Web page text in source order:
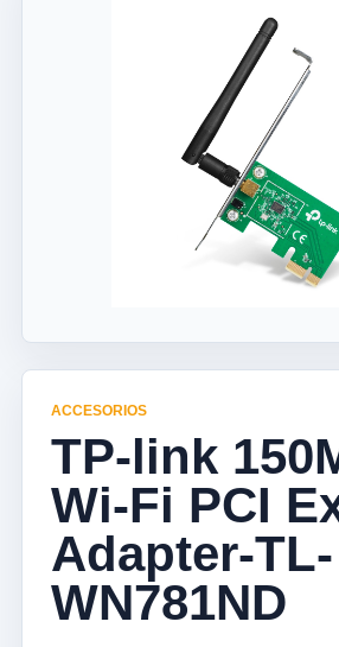
ACCESORIOS
TP-link
Wi-Fi PCI
Adapter-TL-
WN781ND